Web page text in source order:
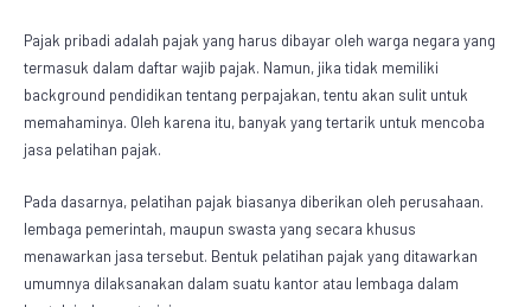
Pajak pribadi adalah pajak yang harus dibayar oleh warga negara yang
termasuk dalam daftar wajib pajak. Namun, jika tidak memiliki
background pendidikan tentang perpajakan, tentu akan sulit untuk
memahaminya. Oleh karena itu, banyak yang tertarik untuk mencoba
jasa pelatihan pajak.
Pada dasarnya, pelatihan pajak biasanya diberikan oleh perusahaan.
lembaga pemerintah, maupun swasta yang secara khusus
menawarkan jasa tersebut. Bentuk pelatihan pajak yang ditawarkan
umumnya dilaksanakan dalam suatu kantor atau lembaga dalam